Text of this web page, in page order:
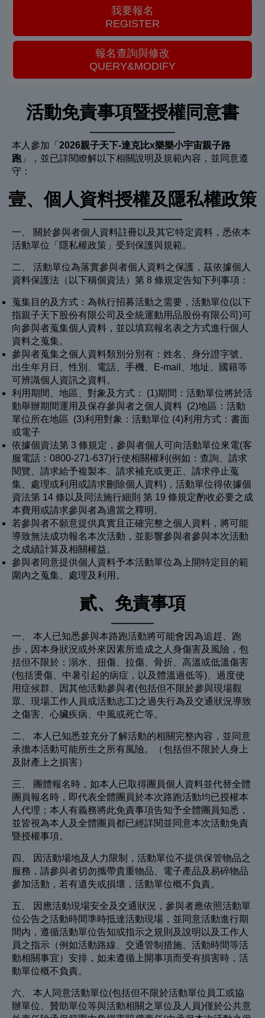
活動免責事項暨授權同意書
本人參加「 2026親子天下-達克比x樂樂小宇宙親子路
跑」，並已詳閱瞭解以下相關說明及規範內容，並同意遵
守：
壹、個人資料授權及隱私權政策
一、 關於參與者個人資料註冊以及其它特定資料，悉依本
活動單位「隱私權政策」受到保護與規範。
二、 活動單位為落實參與者個人資料之保護，茲依據個人
資料保護法（以下稱個資法）第 8 條規定告知下列事項：
蒐集目的及方式：為執行招募活動之需要，活動單位(以下
指親子天下股份有限公司及全統運動用品股份有限公司)可
向參與者蒐集個人資料，並以填寫報名表之方式進行個人
資料之蒐集。
參與者蒐集之個人資料類別分別有：姓名、身分證字號、
出生年月日、性別、電話、手機、E-mail、地址、國籍等
可辨識個人資訊之資料。
利用期間、地區、對象及方式： (1)期間：活動單位將於活
動舉辦期間運用及保存參與者之個人資料 (2)地區：活動
單位所在地區 (3)利用對象：活動單位 (4)利用方式：書面
或電子
依據個資法第 3 條規定，參與者個人可向活動單位來電(客
服電話：0800-271-637)行使相關權利(例如：查詢、請求
閱覽、請求給予複製本、請求補充或更正、請求停止蒐
集、處理或利用或請求刪除個人資料)，活動單位得依據個
資法第 14 條以及同法施行細則 第 19 條規定酌收必要之成
本費用或請求參與者為適當之釋明。
若參與者不願意提供真實且正確完整之個人資料，將可能
導致無法成功報名本次活動，並影響參與者參與本次活動
之成績計算及相關權益。
參與者同意提供個人資料予本活動單位為上開特定目的範
圍內之蒐集、處理及利用。
貳、免責事項
一、 本人已知悉參與本路跑活動將可能會因為追趕、跑
步，因本身狀況或外來因素所造成之人身傷害及風險，包
括但不限於：溺水、扭傷、拉傷、骨折、高溫或低溫傷害
(包括燙傷、中暑引起的病症，以及體溫過低等)、過度使
用症候群、因其他活動參與者(包括但不限於參與現場觀
眾、現場工作人員或活動志工)之過失行為及交通狀況導致
之傷害、心臟疾病、中風或死亡等。
二、 本人已知悉並充分了解活動的相關完整內容，並同意
承擔本活動可能所生之所有風險。（包括但不限於人身上
及財產上之損害）
三、 團體報名時，如本人已取得團員個人資料並代替全體
團員報名時，即代表全體團員於本次路跑活動均已授權本
人代理；本人有義務將此免責事項告知予全體團員知悉，
並皆視為本人及全體團員都已經詳閱並同意本次活動免責
暨授權事項。
四、 因活動場地及人力限制，活動單位不提供保管物品之
服務，請參與者切勿攜帶貴重物品、電子產品及易碎物品
參加活動，若有遺失或損壞，活動單位概不負責。
五、 因應活動現場安全及交通狀況，參與者應依照活動單
位公告之活動時間準時抵達活動現場，並同意活動進行期
間內，遵循活動單位告知或指示之規則及說明以及工作人
員之指示（例如活動路線、交通管制措施、活動時間等活
動相關事宜）安排，如未遵循上開事項而受有損害時，活
動單位概不負責。
六、 本人同意活動單位(包括但不限於活動單位員工或協
辦單位、贊助單位等與活動相關之單位及人員)僅於公共意
我要報名
REGISTER
報名查詢與修改
QUERY&MODIFY